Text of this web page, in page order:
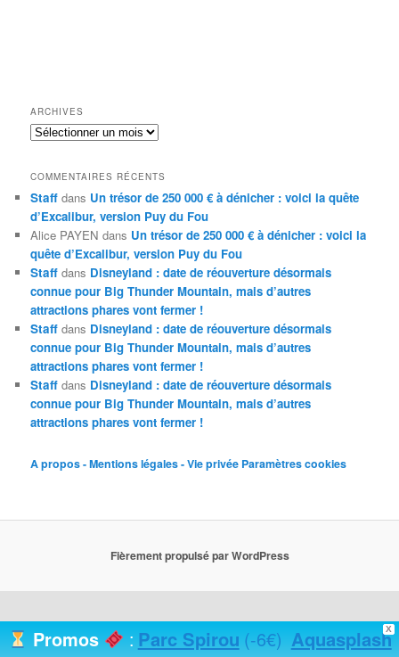
ARCHIVES
Archives
COMMENTAIRES RÉCENTS
Staff dans Un trésor de 250 000 € à dénicher : voici la quête
d’Excalibur, version Puy du Fou
Alice PAYEN dans Un trésor de 250 000 € à dénicher : voici la
quête d’Excalibur, version Puy du Fou
Staff dans Disneyland : date de réouverture désormais
connue pour Big Thunder Mountain, mais d’autres
attractions phares vont fermer !
Staff dans Disneyland : date de réouverture désormais
connue pour Big Thunder Mountain, mais d’autres
attractions phares vont fermer !
Staff dans Disneyland : date de réouverture désormais
connue pour Big Thunder Mountain, mais d’autres
attractions phares vont fermer !
A propos - Mentions légales - Vie privée Paramètres cookies
Fièrement propulsé par WordPress
X
Promos :Parc Spirou(-6€) Aquasplash